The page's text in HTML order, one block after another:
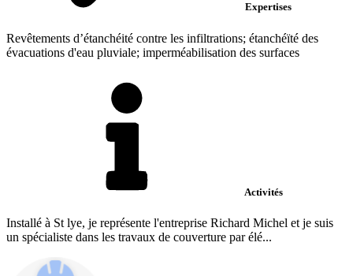
Expertises
Revêtements d’étanchéité contre les infiltrations; étanchéïté des
évacuations d'eau pluviale; imperméabilisation des surfaces
Activités
Installé à St lye, je représente l'entreprise Richard Michel et je suis
un spécialiste dans les travaux de couverture par élé...